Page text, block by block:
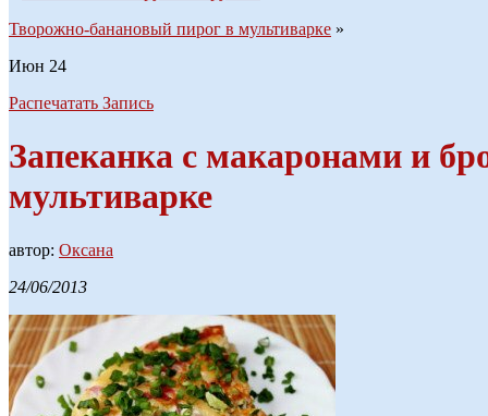
Творожно-банановый пирог в мультиварке »
Июн 24
Распечатать Запись
Запеканка с макаронами и
мультиварке
автор: Оксана
24/06/2013